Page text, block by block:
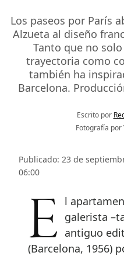
Los paseos por París
Alzueta al diseño
Tanto que no
trayectoria como
también ha
Barcelona.
Escrito por
Fotografía por
Publicado: 23 de
06:00
El apartamento del coleccionista y galerista
antiguo
(Barcelona, 1956)